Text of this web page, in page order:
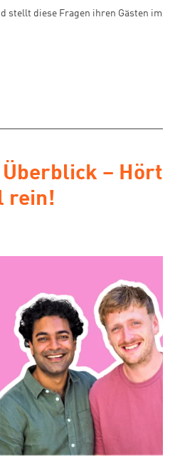
stellt diese Fragen ihren Gästen im
– Hört
rein!